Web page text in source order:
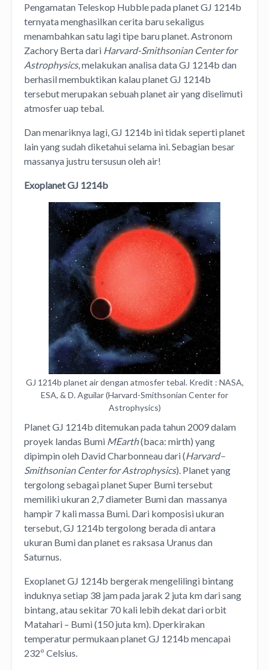
Pengamatan Teleskop Hubble pada planet GJ 1214b
ternyata menghasilkan cerita baru sekaligus
menambahkan satu lagi tipe baru planet. Astronom
Zachory Berta dari Harvard-Smithsonian Center for
Astrophysics, melakukan analisa data GJ 1214b dan
berhasil membuktikan kalau planet GJ 1214b
tersebut merupakan sebuah planet air yang diselimuti
atmosfer uap tebal.
Dan menariknya lagi, GJ 1214b ini tidak seperti planet
lain yang sudah diketahui selama ini. Sebagian besar
massanya justru tersusun oleh air!
Exoplanet GJ 1214b
GJ 1214b planet air dengan atmosfer tebal. Kredit : NASA,
ESA, & D. Aguilar (Harvard-Smithsonian Center for
Astrophysics)
Planet GJ 1214b ditemukan pada tahun 2009 dalam
proyek landas Bumi MEarth(baca: mirth) yang
dipimpin oleh David Charbonneau dari (Harvard–
Smithsonian Center for Astrophysics). Planet yang
tergolong sebagai planet Super Bumi tersebut
memiliki ukuran 2,7 diameter Bumi dan massanya
hampir 7 kali massa Bumi. Dari komposisi ukuran
tersebut, GJ 1214b tergolong berada di antara
ukuran Bumi dan planet es raksasa Uranus dan
Saturnus.
Exoplanet GJ 1214b bergerak mengelilingi bintang
induknya setiap 38 jam pada jarak 2 juta km dari sang
bintang, atau sekitar 70 kali lebih dekat dari orbit
Matahari – Bumi (150 juta km). Dperkirakan
temperatur permukaan planet GJ 1214b mencapai
232º Celsius.